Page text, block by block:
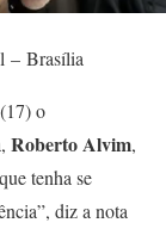
– Brasília
o
Roberto Alvim,
tenha se
diz a nota